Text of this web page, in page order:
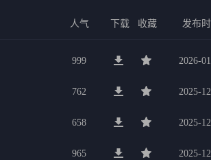
人气 下载 收藏 发布时
999 2026-
762 2025-
658 2025-
965 2025-